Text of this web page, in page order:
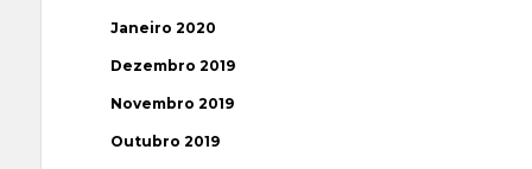
Janeiro 2020
Dezembro 2019
Novembro 2019
Outubro 2019